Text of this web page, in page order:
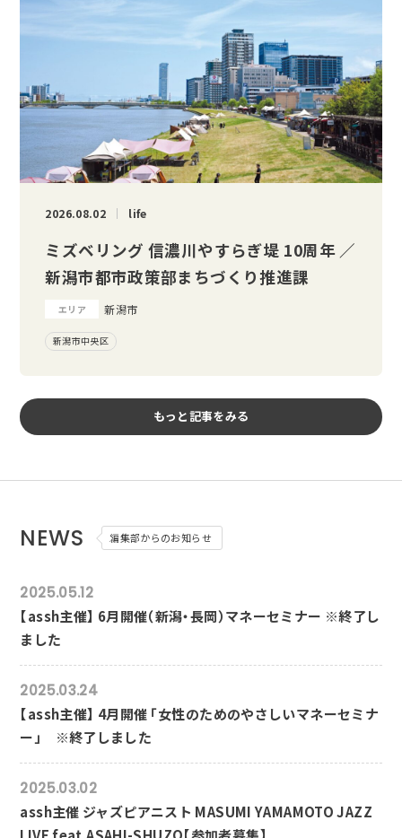
2026.08.02 life
ミズベリング 信濃川やすらぎ堤 10周年 ／
新潟市都市政策部まちづくり推進課
エリア 新潟市
新潟市中央区
もっと記事をみる
NEWS 編集部からのお知らせ
2025.05.12
【assh主催】 6月開催（新潟・長岡）マネーセミナー ※終了し
ました
2025.03.24
【assh主催】 4月開催 「女性のためのやさしいマネーセミナ
ー」 ※終了しました
2025.03.02
assh主催 ジャズピアニスト MASUMI YAMAMOTO JAZZ